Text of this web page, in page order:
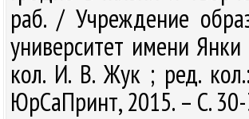
раб. / Учреждение
университет имени
кол. И. В. Жук ; ред.
ЮрСаПринт, 2015. – С.